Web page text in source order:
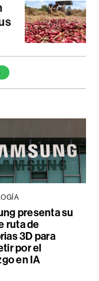
presenta su
ruta de
3D para
por el
en IA